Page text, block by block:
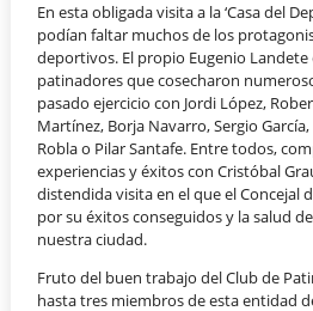
En esta obligada visita a la ‘Casa del
podían faltar muchos de los
deportivos. El propio Eugenio
patinadores que cosecharon
pasado ejercicio con Jordi López,
Martínez, Borja Navarro, Sergio
Robla o Pilar Santafe. Entre todos,
experiencias y éxitos con Cristóbal
distendida visita en el que el Concejal
por su éxitos conseguidos y la salud
nuestra ciudad.
Fruto del buen trabajo del Club de
hasta tres miembros de esta entidad